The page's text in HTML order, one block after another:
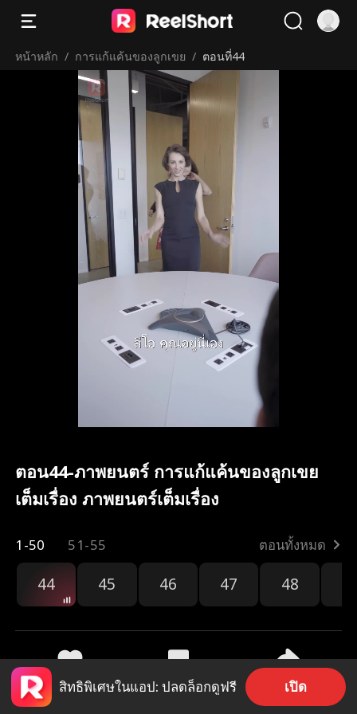
หน้าหลัก / การแก้แค้นของลูกเขย / ตอนที่44
ตอน44-ภาพยนตร์ การแก้แค้นของลูกเขย
เต็มเรื่อง ภาพยนตร์เต็มเรื่อง
1-50 51-55 ตอนทั้งหมด
44 45 46 47 48
2k 790 แชร์
สิทธิพิเศษในแอป: ปลดล็อกดูฟรี เปิด